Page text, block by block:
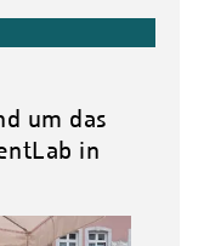
um das
in